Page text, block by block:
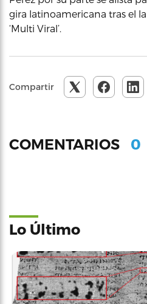
gira latinoamericana tras el
‘Multi Viral’.
Compartir
COMENTARIOS 0
Lo Último